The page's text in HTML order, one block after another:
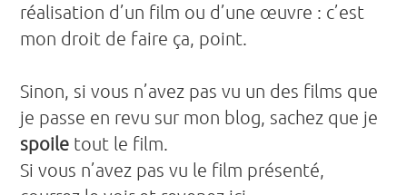
réalisation d’un film ou d’une œuvre : c’est
mon droit de faire ça, point.
Sinon, si vous n’avez pas vu un des films que
je passe en revu sur mon blog, sachez que je
spoile tout le film.
Si vous n’avez pas vu le film présenté,